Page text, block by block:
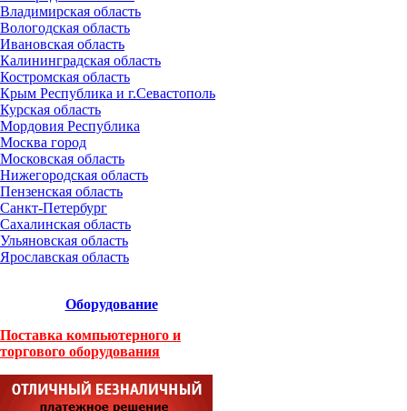
Владимирская область
Вологодская область
Ивановская область
Калининградская область
Костромская область
Крым Республика и г.Севастополь
Курская область
Мордовия Республика
Москва город
Московская область
Нижегородская область
Пензенская область
Санкт-Петербург
Сахалинская область
Ульяновская область
Ярославская область
Оборудование
Поставка компьютерного и
торгового оборудования